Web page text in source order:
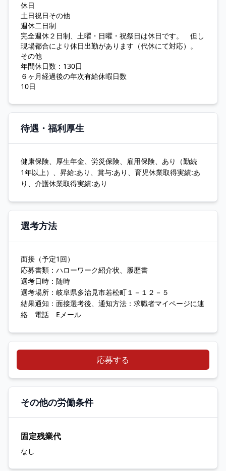
休日
土日祝日その他
週休二日制
完全週休２日制、土曜・日曜・祝祭日は休日です。 但し
現場都合により休日出勤があります（代休にて対応）。
その他
年間休日数：130日
６ヶ月経過後の年次有給休暇日数
10日
待遇・福利厚生
健康保険、厚生年金、労災保険、雇用保険、あり（勤続
1年以上）、昇給:あり、賞与:あり、育児休業取得実績:あ
り、介護休業取得実績:あり
選考方法
面接（予定1回）
応募書類：ハローワーク紹介状、履歴書
選考日時：随時
選考場所：岐阜県多治見市若松町１－１２－５
結果通知：面接選考後、通知方法：求職者マイページに連
絡 電話 Eメール
応募する
その他の労働条件
固定残業代
なし